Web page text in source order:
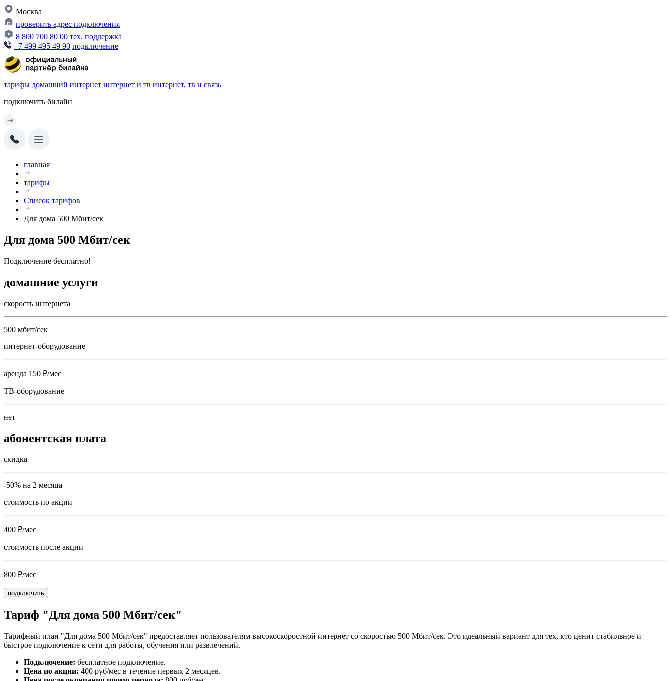
Москва
проверить адрес подключения
8 800 700 80 00 тех. поддержка
+7 499 495 49 90 подключение
тарифы домашний интернет интернет и тв интернет, тв и связь
подключить билайн
главная
тарифы
Список тарифов
Для дома 500 Мбит/сек
Для дома 500 Мбит/сек
Подключение бесплатно!
домашние услуги
скорость интернета
500 мбит/сек
интернет-оборудование
аренда 150 ₽/мес
ТВ-оборудование
нет
абонентская плата
скидка
-50% на 2 месяца
стоимость по акции
400 ₽/мес
стоимость после акции
800 ₽/мес
подключить
Тариф "Для дома 500 Мбит/сек"
Тарифный план "Для дома 500 Мбит/сек" предоставляет пользователям высокоскоростной интернет со скоростью 500 Мбит/сек. Это идеальный вариант для тех, кто ценит стабильное и
быстрое подключение к сети для работы, обучения или развлечений.
Подключение: бесплатное подключение.
Цена по акции: 400 руб/мес в течение первых 2 месяцев.